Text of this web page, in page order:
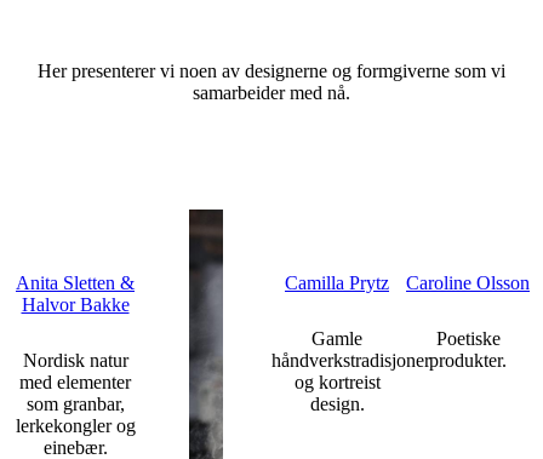
Her presenterer vi noen av designerne og formgiverne som vi
samarbeider med nå.
Anita Sletten &
Halvor Bakke
Nordisk natur
med elementer
som granbar,
lerkekongler og
einebær.
Camilla Prytz
Gamle
håndverkstradisjoner
og kortreist
design.
Caroline Olsson
Poetiske
produkter.